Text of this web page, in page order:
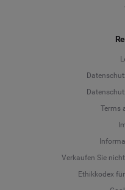
Terms
Verkaufen Sie
Ethikkodex